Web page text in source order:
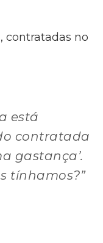
contratadas no
está
contratada
gastança’.
tínhamos?”